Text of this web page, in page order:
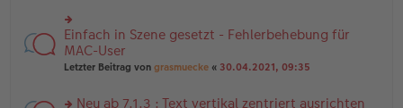
B
ei
tr
a
g
g
el
es
e
n
B
rs
te
r
u
g
Einfach in Szene gesetzt - Fehlerbehebung für
MAC-User
Letzter Beitrag von grasmuecke « 30.04.2021, 09:35
Neu ab 7.1.3 : Text vertikal zentriert ausrichten